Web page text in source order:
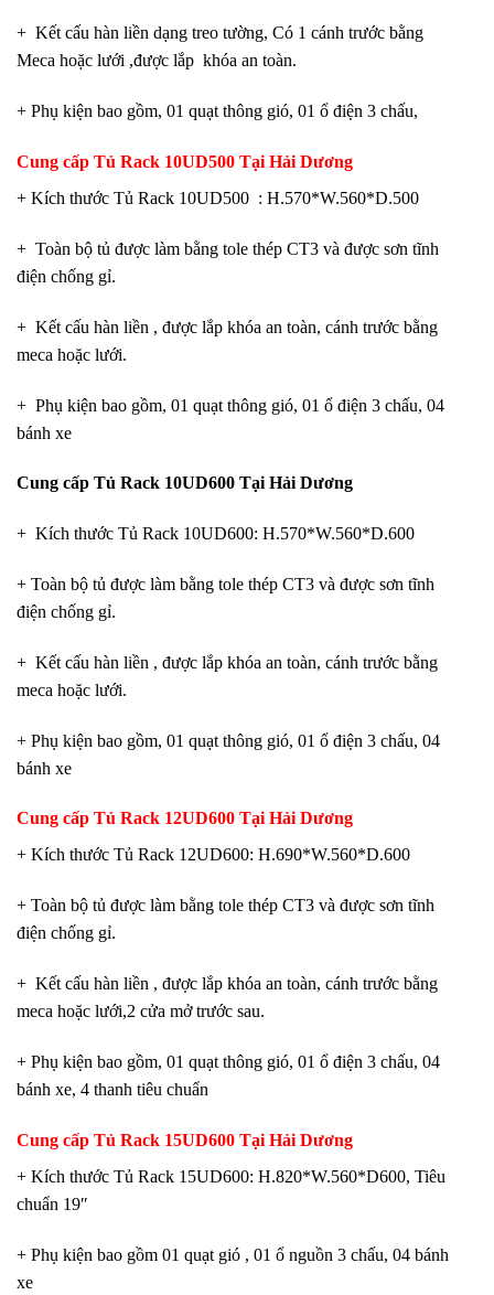
+ Kết cấu hàn liền dạng treo tường, Có 1 cánh trước bằng
Meca hoặc lưới ,được lắp khóa an toàn.
+ Phụ kiện bao gồm, 01 quạt thông gió, 01 ổ điện 3 chấu,
Cung cấp Tủ Rack 10UD500 Tại Hải Dương
+ Kích thước Tủ Rack 10UD500 : H.570*W.560*D.500
+ Toàn bộ tủ được làm bằng tole thép CT3 và được sơn tĩnh
điện chống gỉ.
+ Kết cấu hàn liền , được lắp khóa an toàn, cánh trước bằng
meca hoặc lưới.
+ Phụ kiện bao gồm, 01 quạt thông gió, 01 ổ điện 3 chấu, 04
bánh xe
Cung cấp Tủ Rack 10UD600 Tại Hải Dương
+ Kích thước Tủ Rack 10UD600: H.570*W.560*D.600
+ Toàn bộ tủ được làm bằng tole thép CT3 và được sơn tĩnh
điện chống gỉ.
+ Kết cấu hàn liền , được lắp khóa an toàn, cánh trước bằng
meca hoặc lưới.
+ Phụ kiện bao gồm, 01 quạt thông gió, 01 ổ điện 3 chấu, 04
bánh xe
Cung cấp Tủ Rack 12UD600 Tại Hải Dương
+ Kích thước Tủ Rack 12UD600: H.690*W.560*D.600
+ Toàn bộ tủ được làm bằng tole thép CT3 và được sơn tĩnh
điện chống gỉ.
+ Kết cấu hàn liền , được lắp khóa an toàn, cánh trước bằng
meca hoặc lưới,2 cửa mở trước sau.
+ Phụ kiện bao gồm, 01 quạt thông gió, 01 ổ điện 3 chấu, 04
bánh xe, 4 thanh tiêu chuẩn
Cung cấp Tủ Rack 15UD600 Tại Hải Dương
+ Kích thước Tủ Rack 15UD600: H.820*W.560*D600, Tiêu
chuẩn 19″
+ Phụ kiện bao gồm 01 quạt gió , 01 ổ nguồn 3 chấu, 04 bánh
xe